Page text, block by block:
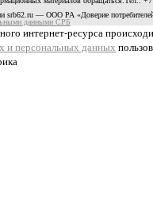
srb62.ru — ООО РА «Доверие
данными СРБ
интернет-ресурса
и персональных данных